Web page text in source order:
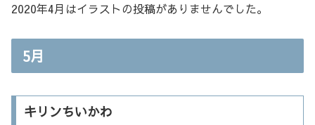
2020年4月はイラストの投稿がありませんでした。
5月
キリンちいかわ